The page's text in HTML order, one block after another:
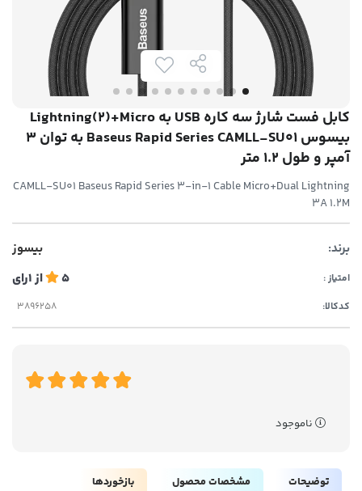
کابل فست شارژ سه کاره USB به Lightning(2)+Micro
بیسوس Baseus Rapid Series CAMLL-SU01 به توان 3
آمپر و طول 1.2 متر
CAMLL-SU01 Baseus Rapid Series 3-in-1 Cable Micro+Dual Lightning
3A 1.2M
برند: بیسوز
امتیاز : 5 از1رای
کدکالا:
ناموجود
توضیحات مشخصات محصول بازخوردها